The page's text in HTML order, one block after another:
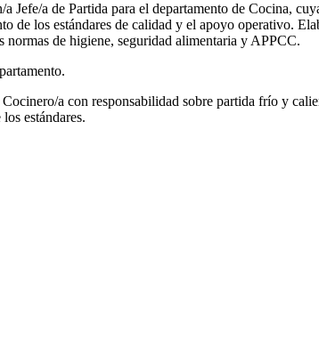
Jefe/a de Partida para el departamento de Cocina,
de los estándares de calidad y el apoyo operativo.
normas de higiene, seguridad alimentaria y APPCC.
a con responsabilidad sobre partida frío y
estándares.